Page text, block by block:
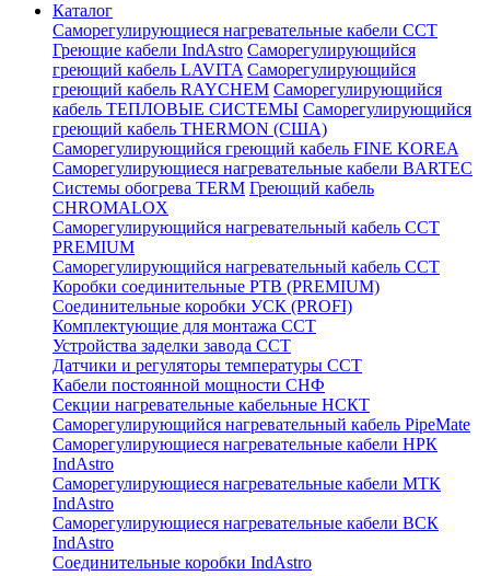
Каталог
Саморегулирующиеся нагревательные кабели ССТ
Греющие кабели IndAstro Саморегулирующийся
греющий кабель LAVITA Саморегулирующийся
греющий кабель RAYCHEM Саморегулирующийся
кабель ТЕПЛОВЫЕ СИСТЕМЫ Саморегулирующийся
греющий кабель THERMON (США)
Саморегулирующийся греющий кабель FINE KOREA
Саморегулирующиеся нагревательные кабели BARTEC
Системы обогрева TERM Греющий кабель
CHROMALOX
Саморегулирующийся нагревательный кабель ССТ
PREMIUM
Саморегулирующийся нагревательный кабель ССТ
Коробки соединительные РТВ (PREMIUM)
Соединительные коробки УСК (PROFI)
Комплектующие для монтажа ССТ
Устройства заделки завода ССТ
Датчики и регуляторы температуры ССТ
Кабели постоянной мощности СНФ
Секции нагревательные кабельные НСКТ
Саморегулирующийся нагревательный кабель PipeMate
Саморегулирующиеся нагревательные кабели НРК
IndAstro
Саморегулирующиеся нагревательные кабели МТК
IndAstro
Саморегулирующиеся нагревательные кабели ВСК
IndAstro
Соединительные коробки IndAstro